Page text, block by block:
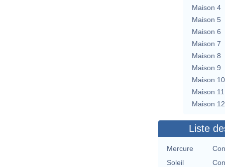
Maison 4
Maison 5
Maison 6
Maison 7
Maison 8
Maison 9
Maison 10
Maison 11
Maison 12
Liste
Mercure
Soleil